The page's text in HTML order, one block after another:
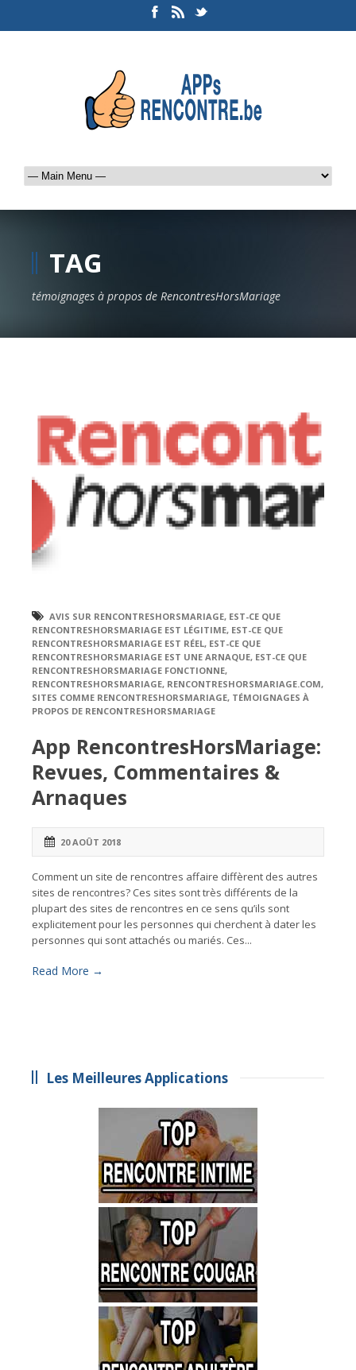
TAG
témoignages à propos de RencontresHorsMariage
AVIS SUR RENCONTRESHORSMARIAGE, EST-CE QUE
RENCONTRESHORSMARIAGE EST LÉGITIME, EST-CE QUE
RENCONTRESHORSMARIAGE EST RÉEL, EST-CE QUE
RENCONTRESHORSMARIAGE EST UNE ARNAQUE, EST-CE QUE
RENCONTRESHORSMARIAGE FONCTIONNE,
RENCONTRESHORSMARIAGE, RENCONTRESHORSMARIAGE.COM,
SITES COMME RENCONTRESHORSMARIAGE, TÉMOIGNAGES À
PROPOS DE RENCONTRESHORSMARIAGE
App RencontresHorsMariage:
Revues, Commentaires &
Arnaques
20 AOÛT 2018
Comment un site de rencontres affaire diffèrent des autres
sites de rencontres? Ces sites sont très différents de la
plupart des sites de rencontres en ce sens qu’ils sont
explicitement pour les personnes qui cherchent à dater les
personnes qui sont attachés ou mariés. Ces...
Read More →
Les Meilleures Applications